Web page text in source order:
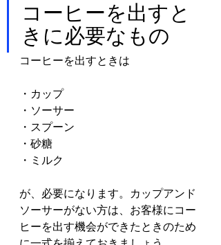
コーヒーを出すと
きに必要なもの
コーヒーを出すときは
・カップ
・ソーサー
・スプーン
・砂糖
・ミルク
が、必要になります。カップアンド
ソーサーがない方は、お客様にコー
ヒーを出す機会ができたときのため